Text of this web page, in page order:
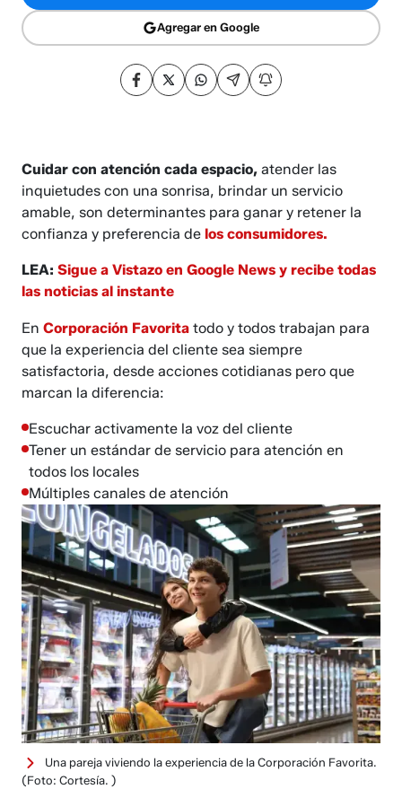
Agregar en Google
Cuidar con atención cada espacio, atender las
inquietudes con una sonrisa, brindar un servicio
amable, son determinantes para ganar y retener la
confianza y preferencia delos consumidores.
LEA:Sigue a Vistazo en Google News y recibe todas
las noticias al instante
EnCorporación Favorita todo y todos trabajan para
que la experiencia del cliente sea siempre
satisfactoria, desde acciones cotidianas pero que
marcan la diferencia:
Escuchar activamente la voz del cliente
Tener un estándar de servicio para atención en
todos los locales
Múltiples canales de atención
Una pareja viviendo la experiencia de la Corporación Favorita.
(Foto: Cortesía. )